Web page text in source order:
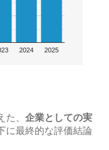
2024 2025
、 企業としての実
に最終的な評価結論